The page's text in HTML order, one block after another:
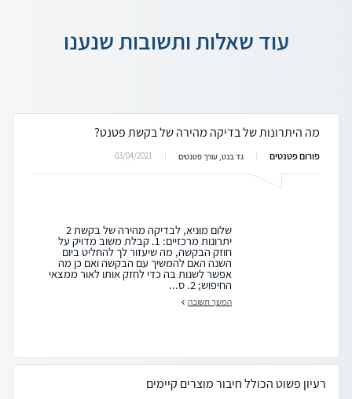
עוד שאלות ותשובות שנענו
מה היתרונות של בדיקה מהירה של בקשת פטנט?
פורום פטנטים גד בנט, עורך פטנטים 03/04/2021
שלום מוניא, לבדיקה מהירה של בקשת 2
יתרונות מרכזיים: 1. קבלת משוב מדויק על
חוזק הבקשה, מה שיעזור לך להחליט ביום
השנה האם להמשיך עם הבקשה ואם כן מה
אפשר לשנות בה כדי לחזק אותו לאור ממצאי
החיפוש; 2. ס...
המשך תשובה
רעיון פשוט הכולל חיבור מוצרים קיימים